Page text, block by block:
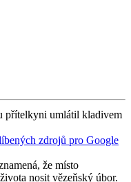
přítelkyni umlátil kladivem
zdrojů pro Google
že místo
nosit vězeňský úbor.